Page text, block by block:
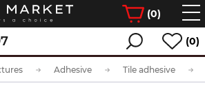
(0)
(0)
Adhesive Tile adhesive